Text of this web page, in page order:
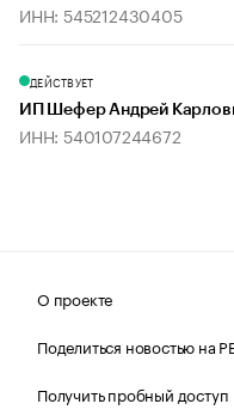
ИНН: 545212430405
ДЕЙСТВУЕТ
ИП Шефер Андрей
ИНН: 540107244672
О проекте
Поделиться новостью на
Получить пробный доступ